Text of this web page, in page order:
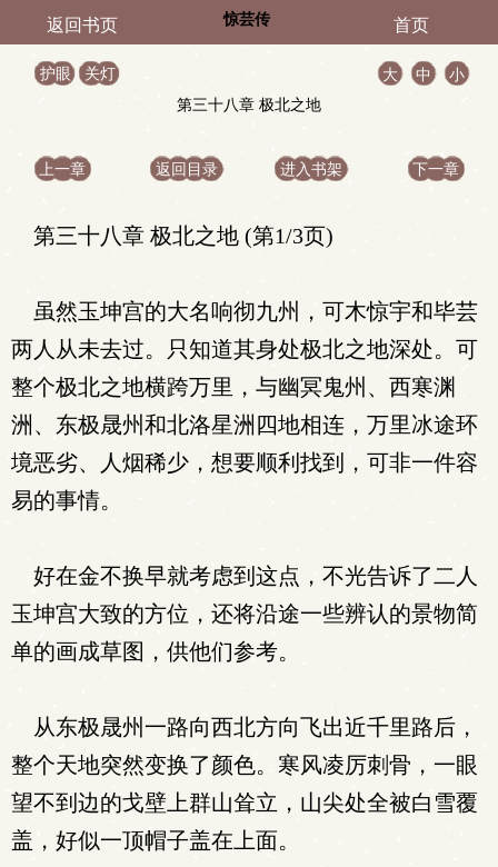
返回书页 惊芸传 首页
护眼 关灯 大 中
小
第三十八章 极北之地
上一章 返回目录 进入书架 下一章
第三十八章 极北之地 (第1/3页)
虽然玉坤宫的大名响彻九州，可木惊宇和毕芸
两人从未去过。只知道其身处极北之地深处。可
整个极北之地横跨万里，与幽冥鬼州、西寒渊
洲、东极晟州和北洛星洲四地相连，万里冰途环
境恶劣、人烟稀少，想要顺利找到，可非一件容
易的事情。
好在金不换早就考虑到这点，不光告诉了二人
玉坤宫大致的方位，还将沿途一些辨认的景物简
单的画成草图，供他们参考。
从东极晟州一路向西北方向飞出近千里路后，
整个天地突然变换了颜色。寒风凌厉刺骨，一眼
望不到边的戈壁上群山耸立，山尖处全被白雪覆
盖，好似一顶帽子盖在上面。